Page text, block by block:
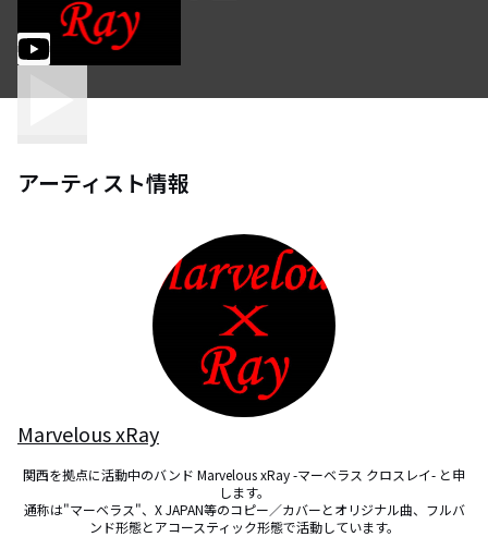
アーティスト情報
Marvelous xRay
関西を拠点に活動中のバンド Marvelous xRay -マーベラス クロスレイ- と申
します。
通称は"マーベラス"、X JAPAN等のコピー／カバーとオリジナル曲、フルバ
ンド形態とアコースティック形態で活動しています。